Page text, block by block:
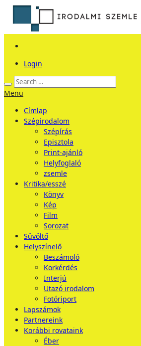
Login
Menu
Címlap
Szépirodalom
Szépírás
Episztola
Print-ajánló
Helyfoglaló
zsemle
Kritika/esszé
Könyv
Kép
Film
Sorozat
Süvöltő
Helyszínelő
Beszámoló
Körkérdés
Interjú
Utazó irodalom
Fotóriport
Lapszámok
Partnereink
Korábbi rovataink
Éber